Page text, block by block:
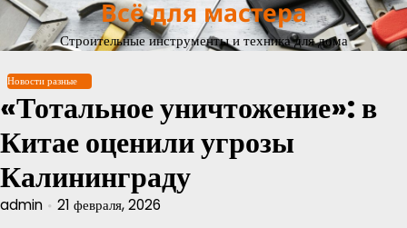
Перейти
содержимому
Всё для мастера
Строительные инструменты и техника для дома
Новости разные
«Тотальное уничтожение»: в
Китае оценили угрозы
Калининграду
admin 21 февраля, 2026